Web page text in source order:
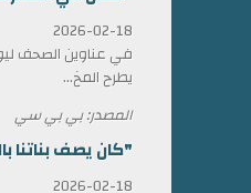
2026-02-18
يطرح المخ...
المصدر: بي بي سي
"كان يصف بناتنا
2026-02-18